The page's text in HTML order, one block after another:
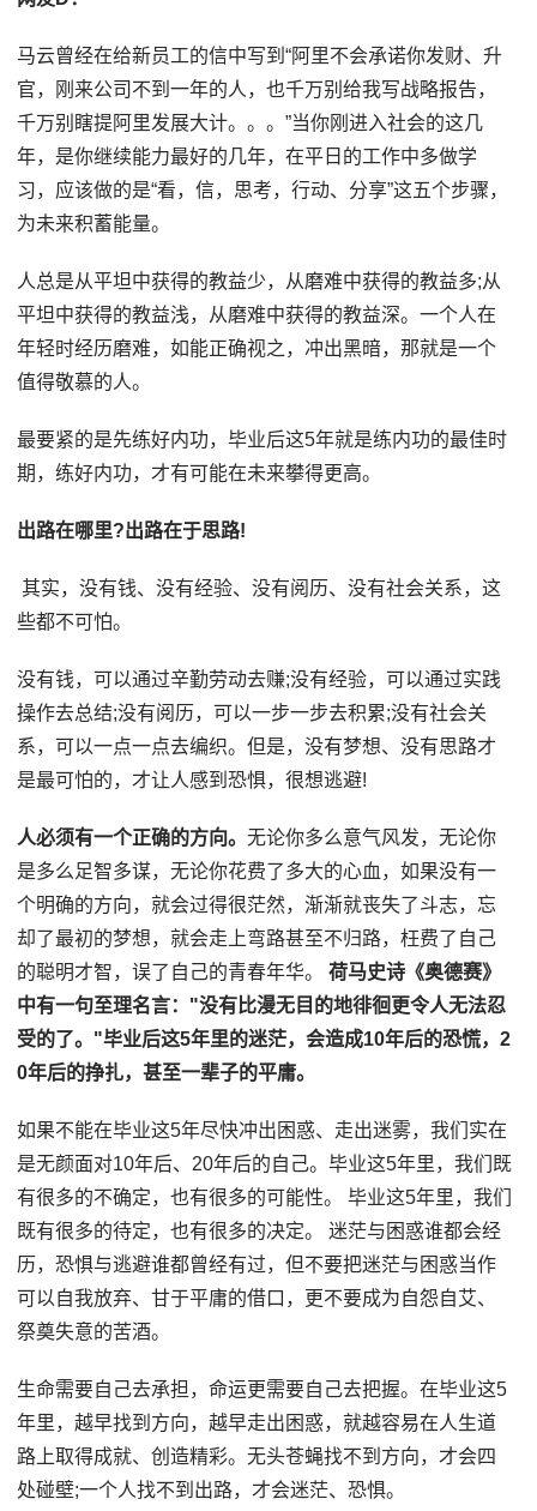
马云曾经在给新员工的信中写到“阿里不会承诺你发财、升
官，刚来公司不到一年的人，也千万别给我写战略报告，
千万别瞎提阿里发展大计。。。”当你刚进入社会的这几
年，是你继续能力最好的几年，在平日的工作中多做学
习，应该做的是“看，信，思考，行动、分享”这五个步骤，
为未来积蓄能量。
人总是从平坦中获得的教益少，从磨难中获得的教益多;从
平坦中获得的教益浅，从磨难中获得的教益深。一个人在
年轻时经历磨难，如能正确视之，冲出黑暗，那就是一个
值得敬慕的人。
最要紧的是先练好内功，毕业后这5年就是练内功的最佳时
期，练好内功，才有可能在未来攀得更高。
出路在哪里?出路在于思路!
其实，没有钱、没有经验、没有阅历、没有社会关系，这
些都不可怕。
没有钱，可以通过辛勤劳动去赚;没有经验，可以通过实践
操作去总结;没有阅历，可以一步一步去积累;没有社会关
系，可以一点一点去编织。但是，没有梦想、没有思路才
是最可怕的，才让人感到恐惧，很想逃避!
人必须有一个正确的方向。无论你多么意气风发，无论你
是多么足智多谋，无论你花费了多大的心血，如果没有一
个明确的方向，就会过得很茫然，渐渐就丧失了斗志，忘
却了最初的梦想，就会走上弯路甚至不归路，枉费了自己
的聪明才智，误了自己的青春年华。荷马史诗《奥德赛》
中有一句至理名言："没有比漫无目的地徘徊更令人无法忍
受的了。"毕业后这5年里的迷茫，会造成10年后的恐慌，2
0年后的挣扎，甚至一辈子的平庸。
如果不能在毕业这5年尽快冲出困惑、走出迷雾，我们实在
是无颜面对10年后、20年后的自己。毕业这5年里，我们既
有很多的不确定，也有很多的可能性。 毕业这5年里，我们
既有很多的待定，也有很多的决定。 迷茫与困惑谁都会经
历，恐惧与逃避谁都曾经有过，但不要把迷茫与困惑当作
可以自我放弃、甘于平庸的借口，更不要成为自怨自艾、
祭奠失意的苦酒。
生命需要自己去承担，命运更需要自己去把握。在毕业这5
年里，越早找到方向，越早走出困惑，就越容易在人生道
路上取得成就、创造精彩。无头苍蝇找不到方向，才会四
处碰壁;一个人找不到出路，才会迷茫、恐惧。